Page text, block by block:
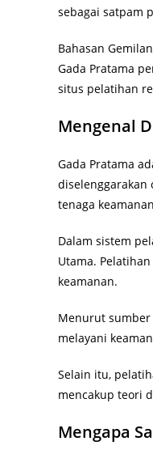
sebagai satpam
Bahasan
Gada Pratama
situs pelatihan
Mengenal
Gada Pratama
diselenggarakan
tenaga
Dalam sistem
Utama.
keamanan.
Menurut
melayani
Selain itu,
mencakup teori
Mengapa